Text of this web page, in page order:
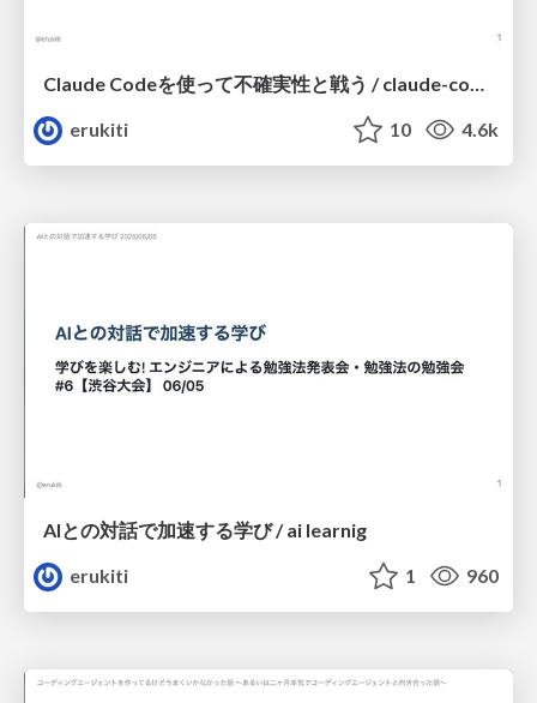
erukiti
10 4.6k
AIとの対話で加速する学び / ai learnig
erukiti
1 960